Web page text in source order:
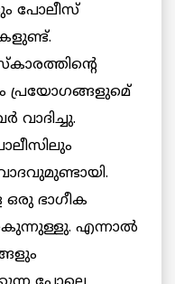
പോലീസ്
പ്രയോഗങ്ങളുമെ്
വാദിച്ചു.
ഭാഗീക
എന്നാല്‍